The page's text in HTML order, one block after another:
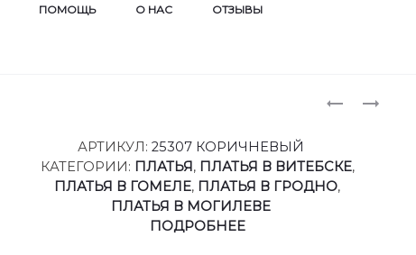
ПОМОЩЬ О НАС ОТЗЫВЫ
ПЛАТЬЯ
АРТ:
ПЛАТЬЯ
АРТ:
АРТИКУЛ: 25307 КОРИЧНЕВЫЙ
КАТЕГОРИИ: ПЛАТЬЯ, ПЛАТЬЯ В ВИТЕБСКЕ,
ПЛАТЬЯ В ГОМЕЛЕ, ПЛАТЬЯ В ГРОДНО,
ПЛАТЬЯ В МОГИЛЕВЕ
ПОДРОБНЕЕ